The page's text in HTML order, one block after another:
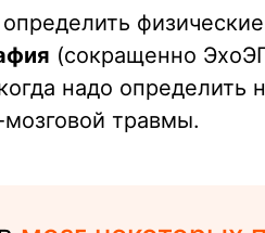
(сокращенно
надо определить
травмы.